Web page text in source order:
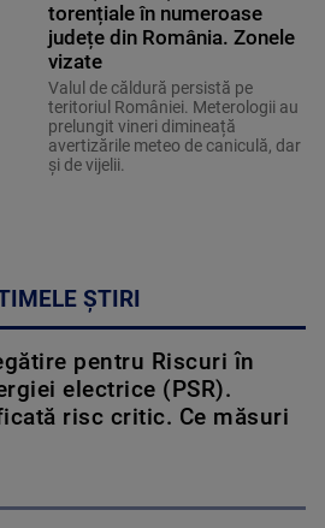
torențiale în numeroase
județe din România. Zonele
vizate
Valul de căldură persistă pe
teritoriul României. Meterologii au
prelungit vineri dimineață
avertizările meteo de caniculă, dar
și de vijelii.
ȘTIRI
pentru Riscuri în
electrice (PSR).
risc critic. Ce măsuri